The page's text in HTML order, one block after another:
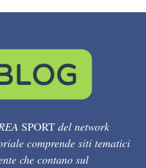
SPORT del network
comprende siti tematici
che contano sul